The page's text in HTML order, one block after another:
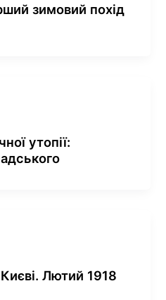
зимовий похід
утопії:
Лютий 1918